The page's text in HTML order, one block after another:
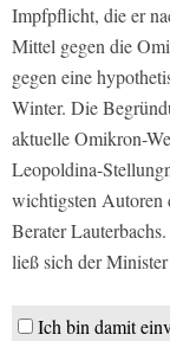
Impfpflicht, die er
Mittel gegen die
gegen eine
Winter. Die
aktuelle Omikron-
Leopoldina-
wichtigsten Autoren
Berater
ließ sich der
Ich bin damit